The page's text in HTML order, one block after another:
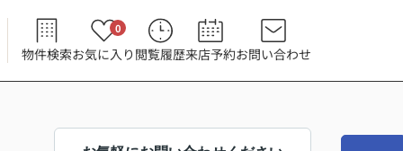
物件検索お気に入り
0
閲覧履歴来店予約お問い合わせ